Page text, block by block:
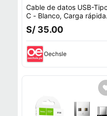
Cable de datos USB-
C - Blanco, Carga rápida
6A, Antienrrollamiento
S/ 35.00
Oechsle